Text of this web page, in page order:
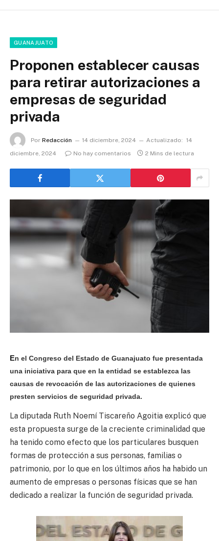
GUANAJUATO
Proponen establecer causas
para retirar autorizaciones a
empresas de seguridad
privada
Por Redacción 14 diciembre, 2024 Actualizado: 14
diciembre, 2024
No hay comentarios 2 Mins de lectura
En el Congreso del Estado de Guanajuato fue presentada
una iniciativa para que en la entidad se establezca las
causas de revocación de las autorizaciones de quienes
presten servicios de seguridad privada.
La diputada Ruth Noemí Tiscareño Agoitia explicó que
esta propuesta surge de la creciente criminalidad que
ha tenido como efecto que los particulares busquen
formas de protección a sus personas, familias o
patrimonio, por lo que en los últimos años ha habido un
aumento de empresas o personas físicas que se han
dedicado a realizar la función de seguridad privada.